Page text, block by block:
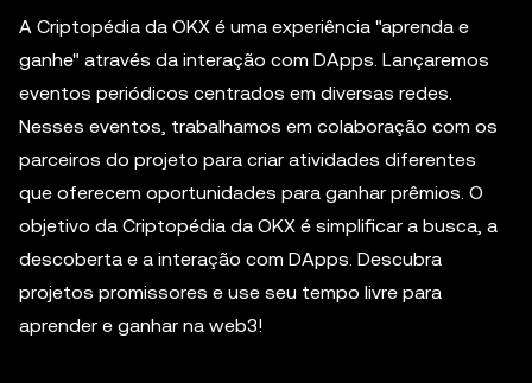
A Criptopédia da OKX é uma experiência "aprenda e
ganhe" através da interação com DApps. Lançaremos
eventos periódicos centrados em diversas redes.
Nesses eventos, trabalhamos em colaboração com os
parceiros do projeto para criar atividades diferentes
que oferecem oportunidades para ganhar prêmios. O
objetivo da Criptopédia da OKX é simplificar a busca, a
descoberta e a interação com DApps. Descubra
projetos promissores e use seu tempo livre para
aprender e ganhar na web3!